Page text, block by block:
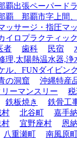
覇出張ペーパー
覇 那覇市字上間
ッサージ・指圧マ
イロプラクティッ
者 歯科 民宿
理,太陽熱温水器,
ル、FUNダイビン
の洞窟
沖縄特産
ーマンスリー
鉄板焼き 鉄骨工
村 北谷町
嘉手
村 宜野座村
恩
八重瀬町
南風原